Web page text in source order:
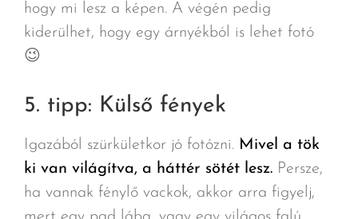
hogy mi lesz a képen. A végén pedig
kiderülhet, hogy egy árnyékból is lehet fotó
😉
5. tipp: Külső fények
Igazából szürkületkor jó fotózni. Mivel a tök
ki van világítva, a háttér sötét lesz.Persze,
ha vannak fénylő vackok, akkor arra figyelj,